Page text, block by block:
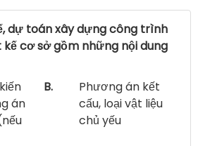
dự toán xây dựng công trình
kế cơ sở gồm những nội dung
án
B.
Phương án kết
cấu, loại vật liệu
chủ yếu